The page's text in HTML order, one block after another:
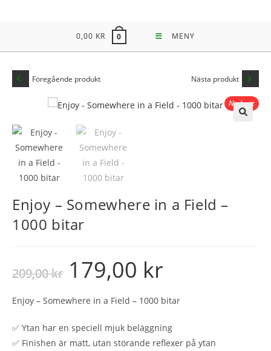
0,00 KR 0 MENY
Föregående produkt Nästa produkt
Nedsatt
Enjoy – Somewhere in a Field –
1000 bitar
209,00kr
Det
ursprungliga
priset
209,00 kr.
179,00 kr
179,00 kr.
Enjoy – Somewhere in a Field – 1000 bitar
✅ Ytan har en speciell mjuk beläggning
✅ Finishen är matt, utan störande reflexer på ytan